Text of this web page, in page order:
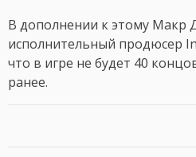
В дополнении к этому Макр
исполнительный продюсер
что в игре не будет 40
ранее.